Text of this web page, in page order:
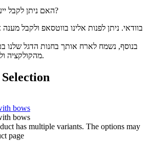
האם ניתן לקבל ייעוץ אישי או להגיע לחנות?
בוודאי. ניתן לפנות אלינו בווטסאפ ולקבל מענה
בנוסף, נשמח לארח אותך בחנות הדגל שלנו
מהקולקציה ולקבלת ייעוץ אישי במקום.
has multiple variants. The options may
page